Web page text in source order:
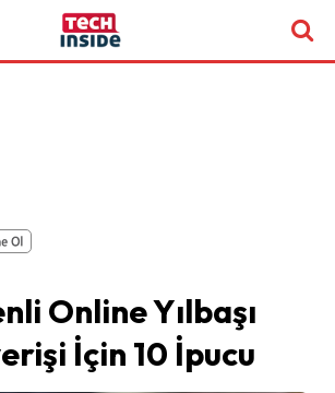
Online Yılbaşı
İçin 10 İpucu